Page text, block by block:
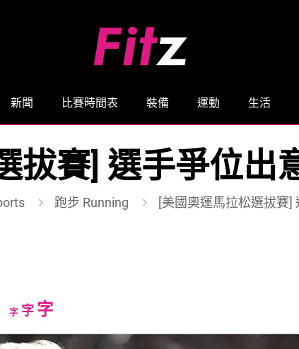
新聞 比賽時間表 裝備 運動 生活
拔賽] 選手爭位出
跑步 Running [美國奧運馬拉松選拔賽]
字Decrease
字Reset
字Increase
font